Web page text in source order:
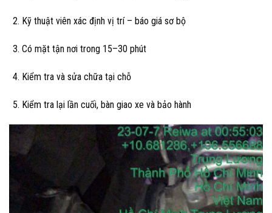
Kỹ thuật viên xác định vị trí – báo giá sơ bộ
Có mặt tận nơi trong 15–30 phút
Kiểm tra và sửa chữa tại chỗ
Kiểm tra lại lần cuối, bàn giao xe và bảo hành